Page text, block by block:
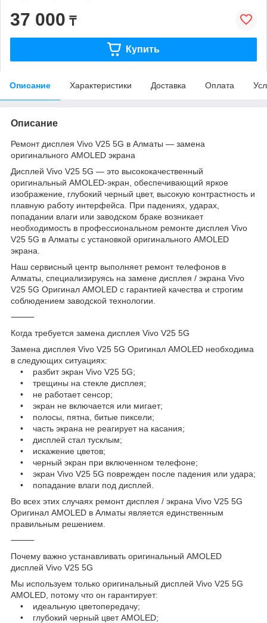
37 000 ₸
Купить
Описание Характеристики Доставка Оплата
Описание
Ремонт дисплея Vivo V25 5G в Алматы — замена
оригинального AMOLED экрана
Дисплей Vivo V25 5G — это высококачественный
оригинальный AMOLED-экран, обеспечивающий яркое
изображение, глубокий черный цвет, высокую контрастность и
плавную работу интерфейса. При падениях, ударах,
попадании влаги или заводском браке возникает
необходимость в профессиональном ремонте дисплея Vivo
V25 5G в Алматы с установкой оригинального AMOLED
экрана.
Наш сервисный центр выполняет ремонт телефонов в
Алматы, специализируясь на замене дисплея / экрана Vivo
V25 5G Оригинал AMOLED с гарантией качества и строгим
соблюдением заводской технологии.
⸻
Когда требуется замена дисплея Vivo V25 5G
Замена дисплея Vivo V25 5G Оригинал AMOLED необходима
в следующих ситуациях:
• разбит экран Vivo V25 5G;
• трещины на стекле дисплея;
• не работает сенсор;
• экран не включается или мигает;
• полосы, пятна, битые пиксели;
• часть экрана не реагирует на касания;
• дисплей стал тусклым;
• искажение цветов;
• черный экран при включенном телефоне;
• экран Vivo V25 5G поврежден после падения или удара;
• попадание влаги под дисплей.
Во всех этих случаях ремонт дисплея / экрана Vivo V25 5G
Оригинал AMOLED в Алматы является единственным
правильным решением.
⸻
Почему важно устанавливать оригинальный AMOLED
дисплей Vivo V25 5G
Мы используем только оригинальный дисплей Vivo V25 5G
AMOLED, потому что он гарантирует:
• идеальную цветопередачу;
• глубокий черный цвет AMOLED;